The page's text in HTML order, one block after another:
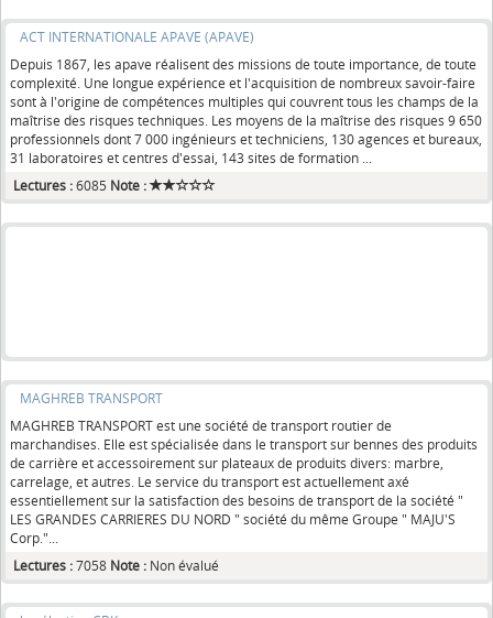
ACT INTERNATIONALE APAVE (APAVE)
Depuis 1867, les apave réalisent des missions de toute importance, de toute
complexité. Une longue expérience et l'acquisition de nombreux savoir-faire
sont à l'origine de compétences multiples qui couvrent tous les champs de la
maîtrise des risques techniques. Les moyens de la maîtrise des risques 9 650
professionnels dont 7 000 ingénieurs et techniciens, 130 agences et bureaux,
31 laboratoires et centres d'essai, 143 sites de formation ...
Lectures :6085 Note :
MAGHREB TRANSPORT
MAGHREB TRANSPORT est une société de transport routier de
marchandises. Elle est spécialisée dans le transport sur bennes des produits
de carrière et accessoirement sur plateaux de produits divers: marbre,
carrelage, et autres. Le service du transport est actuellement axé
essentiellement sur la satisfaction des besoins de transport de la société "
LES GRANDES CARRIERES DU NORD " société du même Groupe " MAJU'S
Corp."...
Lectures :7058 Note : Non évalué